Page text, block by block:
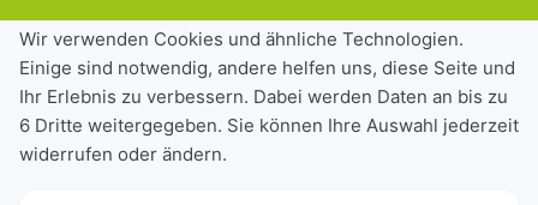
Tickets & Tarife
Deutschlandticket
Schülerkarte
Einzeltickets
Abonnements
Wir verwenden Cookies und ähnliche Technologien.
Einige sind notwendig, andere helfen uns, diese Seite und
Ihr Erlebnis zu verbessern. Dabei werden Daten an bis zu
6 Dritte weitergegeben. Sie können Ihre Auswahl jederzeit
widerrufen oder ändern.